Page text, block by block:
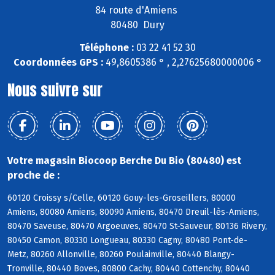
84 route d'Amiens
80480 Dury
Téléphone : 03 22 41 52 30
Coordonnées GPS :49,8605386 ° , 2,27625680000006 °
Nous suivre sur
Votre magasin Biocoop Berche Du Bio (80480) est
proche de :
60120 Croissy s/Celle, 60120 Gouy-les-Groseillers, 80000
Amiens, 80080 Amiens, 80090 Amiens, 80470 Dreuil-lès-Amiens,
80470 Saveuse, 80470 Argoeuves, 80470 St-Sauveur, 80136 Rivery,
80450 Camon, 80330 Longueau, 80330 Cagny, 80480 Pont-de-
Metz, 80260 Allonville, 80260 Poulainville, 80440 Blangy-
Tronville, 80440 Boves, 80800 Cachy, 80440 Cottenchy, 80440